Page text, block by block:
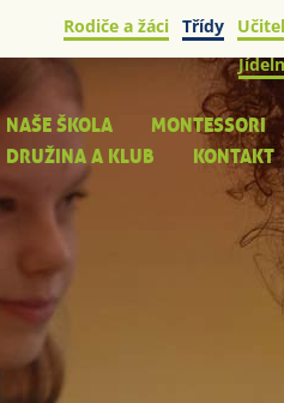
Rodiče a žáci Třídy
NAŠE ŠKOLA MONTESSORI
DRUŽINA A KLUB
KONTAKT